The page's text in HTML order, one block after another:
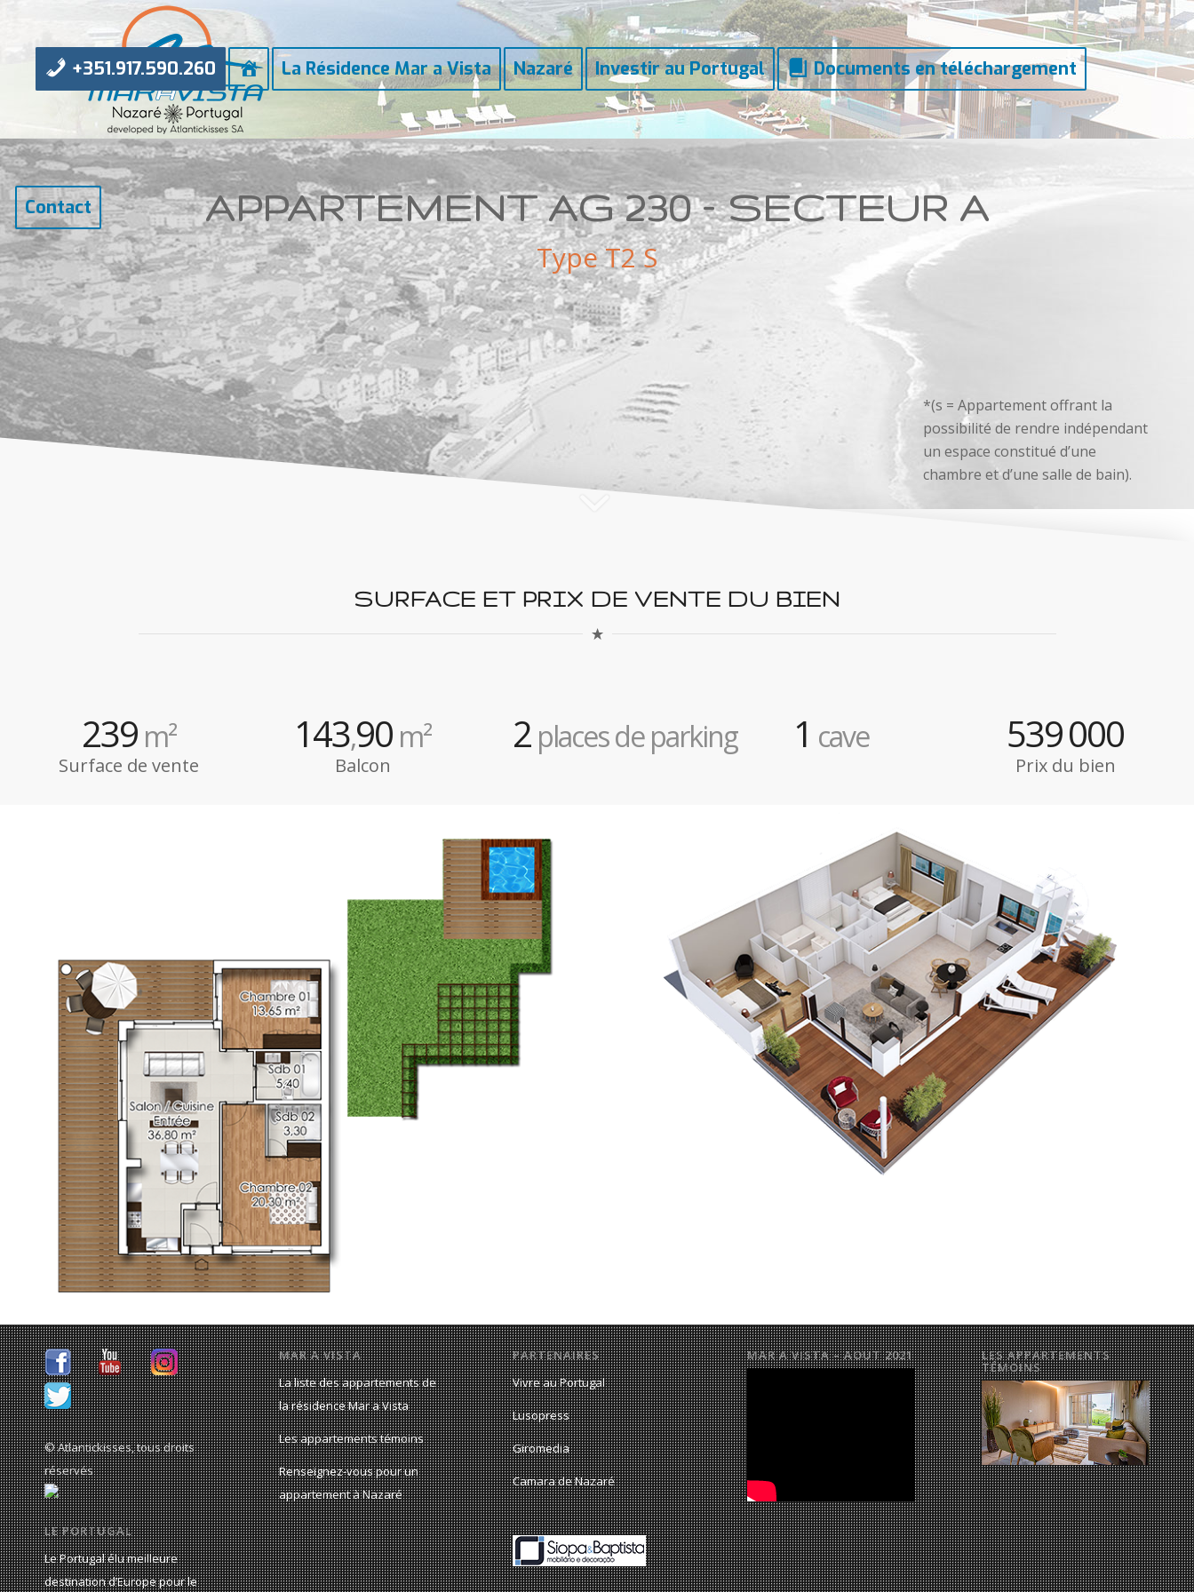
+351.917.590.260 Accueil
La Résidence Mar a Vista Nazaré Investir au Portugal Documents en téléchargement
Contact APPARTEMENTAG 230 – SECTEUR A
Type T2 S
*(s = Appartement offrant la
possibilité de rendre indépendant
un espace constitué d’une
chambre et d’une salle de bain).
SURFACE ET PRIX DE VENTE DU BIEN
239m²
Surface de vente
143,90 m²
Balcon
2 places de parking 1 cave 539000
Prix du bien
© Atlantickisses, tous droits
réservés
LE PORTUGAL
Le Portugal élu meilleure
destination d’Europe pour le
MAR A VISTA
La liste des appartements de
la résidence Mar a Vista
Les appartements témoins
Renseignez-vous pour un
appartement à Nazaré
PARTENAIRES
Vivre au Portugal
Lusopress
Giromedia
Camara de Nazaré
MAR A VISTA – AOUT 2021 LES APPARTEMENTS
TÉMOINS